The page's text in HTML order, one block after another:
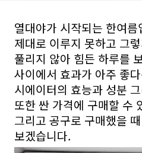
열대야가 시작되는 한여
제대로 이루지 못하고 그
풀리지 않아 힘든 하루를
사이에서 효과가 아주 좋
시에이터의 효능과 성분
또한 싼 가격에 구매할 수
그리고 공구로 구매했을
보겠습니다.